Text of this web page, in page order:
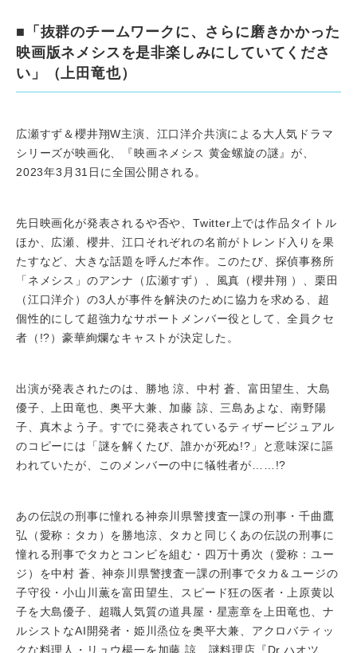
■「抜群のチームワークに、さらに磨きかかった
映画版ネメシスを是非楽しみにしていてくださ
い」（上田竜也）
広瀬すず＆櫻井翔W主演、江口洋介共演による大人気ドラマ
シリーズが映画化、『映画ネメシス 黄金螺旋の謎』が、
2023年3月31日に全国公開される。
先日映画化が発表されるや否や、Twitter上では作品タイトル
ほか、広瀬、櫻井、江口それぞれの名前がトレンド入りを果
たすなど、大きな話題を呼んだ本作。このたび、探偵事務所
「ネメシス」のアンナ（広瀬すず）、風真（櫻井翔 ）、栗田
（江口洋介）の3人が事件を解決のために協力を求める、超
個性的にして超強力なサポートメンバー役として、全員クセ
者（!?）豪華絢爛なキャストが決定した。
出演が発表されたのは、勝地 涼、中村 蒼、富田望生、大島
優子、上田竜也、奥平大兼、加藤 諒、三島あよな、南野陽
子、真木よう子。すでに発表されているティザービジュアル
のコピーには「謎を解くたび、誰かが死ぬ!?」と意味深に謳
われていたが、このメンバーの中に犠牲者が……!?
あの伝説の刑事に憧れる神奈川県警捜査一課の刑事・千曲鷹
弘（愛称：タカ）を勝地涼、タカと同じくあの伝説の刑事に
憧れる刑事でタカとコンビを組む・四万十勇次（愛称：ユー
ジ）を中村 蒼、神奈川県警捜査一課の刑事でタカ＆ユージの
子守役・小山川薫を富田望生、スピード狂の医者・上原黄以
子を大島優子、超職人気質の道具屋・星憲章を上田竜也、ナ
ルシストなAI開発者・姫川烝位を奥平大兼、アクロバティッ
クな料理人・リュウ楊一を加藤 諒、謎料理店『Dr.ハオツ